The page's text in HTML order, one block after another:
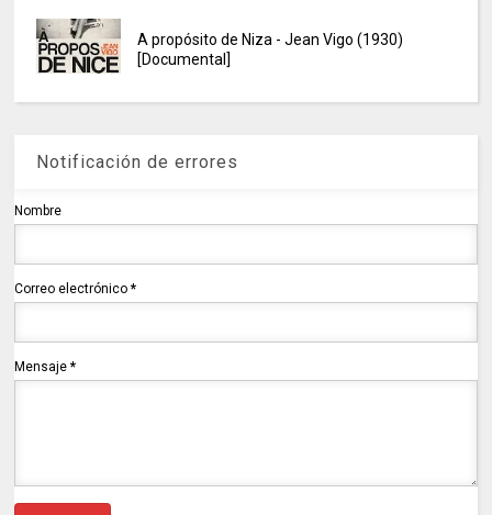
A propósito de Niza - Jean Vigo (1930)
[Documental]
Notificación de errores
Nombre
Correo electrónico*
Mensaje*